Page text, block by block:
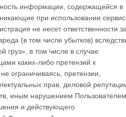
информации, содержащейся в
при использовании
не несет ответственности
(в том числе убытков)
груз», в том числе в случае
каких-либо претензий к
ограничиваясь, претензии,
прав, деловой
иным нарушением Пользователем
и действующего